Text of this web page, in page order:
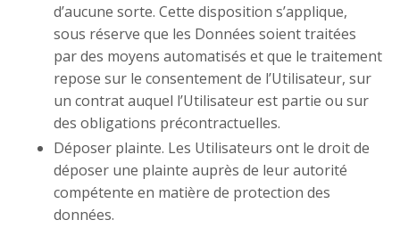
d’aucune sorte. Cette disposition s’applique,
sous réserve que les Données soient traitées
par des moyens automatisés et que le traitement
repose sur le consentement de l’Utilisateur, sur
un contrat auquel l’Utilisateur est partie ou sur
des obligations précontractuelles.
Déposer plainte. Les Utilisateurs ont le droit de
déposer une plainte auprès de leur autorité
compétente en matière de protection des
données.